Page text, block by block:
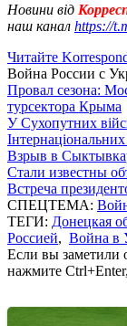
Новини від
наш канал https://
Читайте
Война России с
Провал сезона:
турсектора Крыма
У Сухопутних
Інтернаціональних
Взрыв в
Стали известны
Встреча
СПЕЦТЕМА:
ТЕГИ: Донецкая
Россией, Война в
Если вы заметили
нажмите